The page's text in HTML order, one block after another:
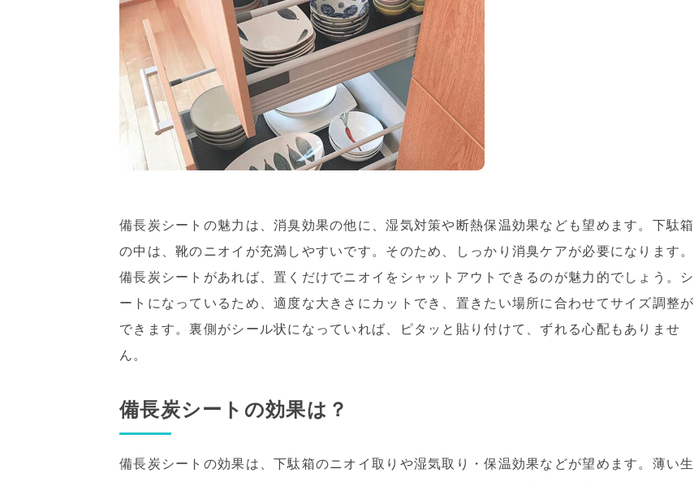
備長炭シートの魅力は、消臭効果の他に、湿気対策や断熱保温効果なども望めます。下駄箱
の中は、靴のニオイが充満しやすいです。そのため、しっかり消臭ケアが必要になります。
備長炭シートがあれば、置くだけでニオイをシャットアウトできるのが魅力的でしょう。シ
ートになっているため、適度な大きさにカットでき、置きたい場所に合わせてサイズ調整が
できます。裏側がシール状になっていれば、ピタッと貼り付けて、ずれる心配もありませ
ん。
備長炭シートの効果は？
備長炭シートの効果は、下駄箱のニオイ取りや湿気取り・保温効果などが望めます。薄い生